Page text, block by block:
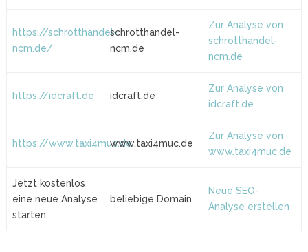
https://schrotthandel-
ncm.de/
schrotthandel-
ncm.de
Zur Analyse von
schrotthandel-
ncm.de
https://idcraft.de idcraft.de
Zur Analyse von
idcraft.de
https://www.taxi4muc.dewww.taxi4muc.de
Zur Analyse von
www.taxi4muc.de
Jetzt kostenlos
eine neue Analyse
starten
beliebige Domain
Neue SEO-
Analyse erstellen